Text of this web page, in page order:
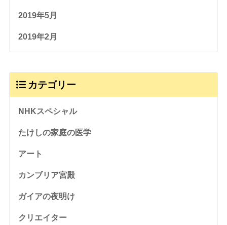
2019年5月
2019年2月
カテゴリー
NHKスペシャル
たけしの家庭の医学
アート
カンブリア宮殿
ガイアの夜明け
クリエイター